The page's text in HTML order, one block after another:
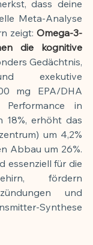
von
vom
dass deine
Meta-Analyse
zeigt: Omega-3-
die kognitive
Gedächtnis,
und exekutive
mg EPA/DHA
Performance in
18%, erhöht das
um 4,2%
Abbau um 26%.
essenziell für die
fördern
und
Synthese